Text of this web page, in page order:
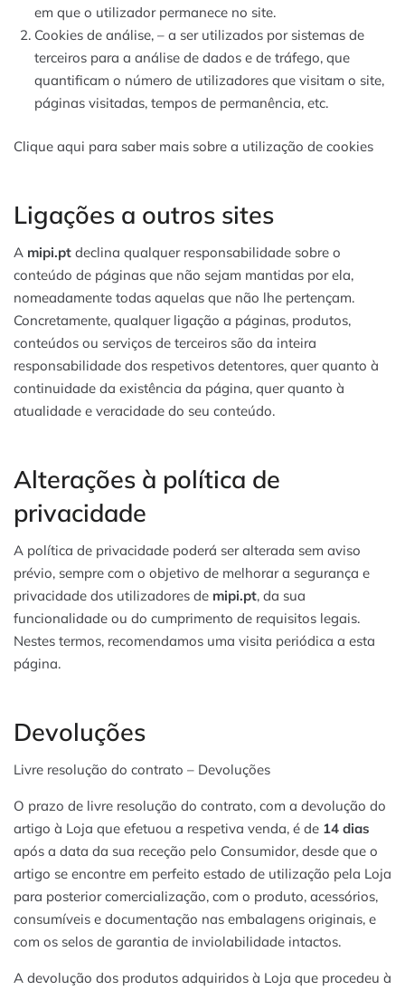
em que o utilizador permanece no site.
Cookies de análise, – a ser utilizados por sistemas de
terceiros para a análise de dados e de tráfego, que
quantificam o número de utilizadores que visitam o site,
páginas visitadas, tempos de permanência, etc.
Clique aqui para saber mais sobre a utilização de cookies
Ligações a outros sites
A mipi.pt declina qualquer responsabilidade sobre o
conteúdo de páginas que não sejam mantidas por ela,
nomeadamente todas aquelas que não lhe pertençam.
Concretamente, qualquer ligação a páginas, produtos,
conteúdos ou serviços de terceiros são da inteira
responsabilidade dos respetivos detentores, quer quanto à
continuidade da existência da página, quer quanto à
atualidade e veracidade do seu conteúdo.
Alterações à política de
privacidade
A política de privacidade poderá ser alterada sem aviso
prévio, sempre com o objetivo de melhorar a segurança e
privacidade dos utilizadores de mipi.pt, da sua
funcionalidade ou do cumprimento de requisitos legais.
Nestes termos, recomendamos uma visita periódica a esta
página.
Devoluções
Livre resolução do contrato – Devoluções
O prazo de livre resolução do contrato, com a devolução do
artigo à Loja que efetuou a respetiva venda, é de 14 dias
após a data da sua receção pelo Consumidor, desde que o
artigo se encontre em perfeito estado de utilização pela Loja
para posterior comercialização, com o produto, acessórios,
consumíveis e documentação nas embalagens originais, e
com os selos de garantia de inviolabilidade intactos.
A devolução dos produtos adquiridos à Loja que procedeu à